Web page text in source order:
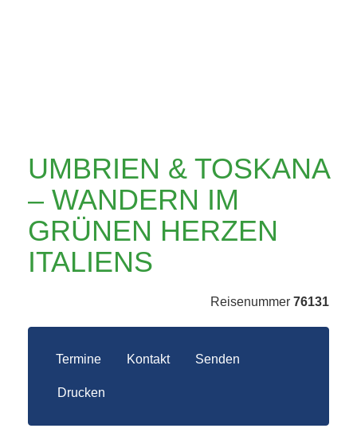
UMBRIEN & TOSKANA
– WANDERN IM
GRÜNEN HERZEN
ITALIENS
Reisenummer 76131
Termine Kontakt Senden
Drucken